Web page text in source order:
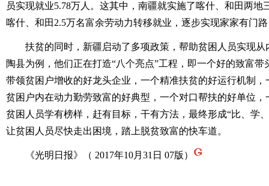
员实现就业5.78万人。这其中，南疆就实施了喀什、和田两地
喀什、和田2.5万名富余劳动力转移就业，逐步实现家家有门
扶贫的同时，新疆启动了多项政策，帮助贫困人员实现从
陶县为例，他们正在打造“八个亮点”工程，即一个好的致富
带领贫困户增收的好龙头企业，一个精准扶贫的好运行机制
贫困户内在动力勤劳致富的好典型，一个对口帮扶的好单位
贫困人员学有榜样，赶有目标，干有方法，最终形成“比、学
让贫困人员尽快走出困境，踏上脱贫致富的快车道。
《光明日报》（ 2017年10月31日 07版）